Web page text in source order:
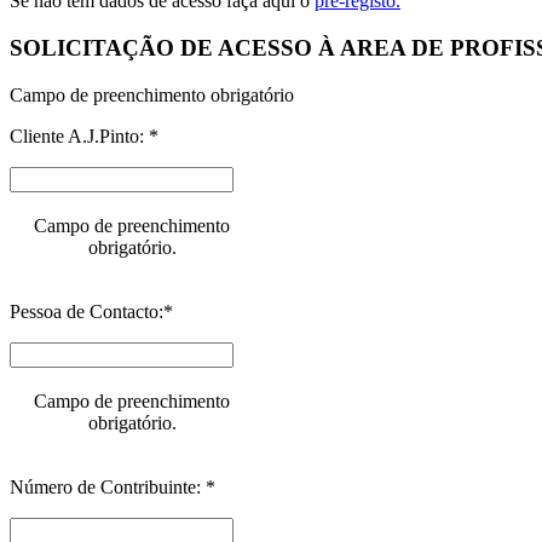
SOLICITAÇÃO DE ACESSO À AREA DE
Campo de preenchimento obrigatório
Cliente A.J.Pinto: *
Campo de preenchimento
obrigatório.
Pessoa de Contacto:*
Campo de preenchimento
obrigatório.
Número de Contribuinte: *